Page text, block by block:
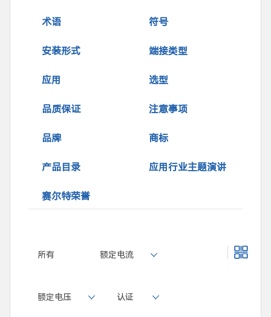
术语 符号
安装形式 端接类型
应用 选型
品质保证 注意事项
品牌 商标
产品目录 应用行业主题演讲
赛尔特荣誉
所有 额定电流
额定电压 认证